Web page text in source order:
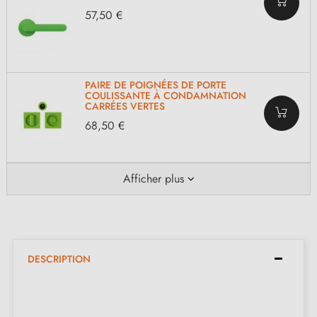
57,50 €
PAIRE DE POIGNÉES DE PORTE
COULISSANTE À CONDAMNATION
CARRÉES VERTES
68,50 €
Afficher plus
DESCRIPTION